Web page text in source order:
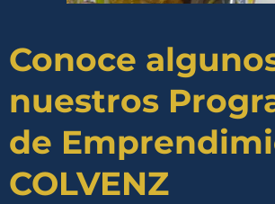
Conoce
nuestros
de
COLVENZ